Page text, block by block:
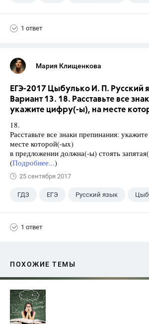
1 ответ
Мария Клищенкова
ЕГЭ-2017 Цыбулько И. П. Русский
Вариант 13. 18. Расставьте все
укажите цифру(-ы), на месте
18.
Расставьте все знаки препинания:
месте которой(-ых)
в предложении должна(-ы) стоять
(Подробнее...)
25 сентября 2017
ГДЗ ЕГЭ Русский язык
1 ответ
ПОХОЖИЕ ТЕМЫ